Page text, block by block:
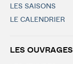
LES SAISONS
LE CALENDRIER
LES OUVRAGES